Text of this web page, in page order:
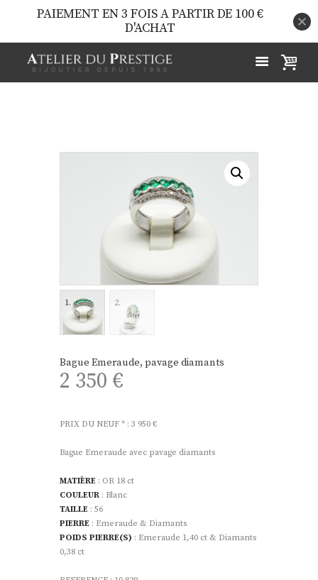
Bague Emeraude, pavage diamants
2 350 €
PRIX DU NEUF * : 3 950 €
Bague Emeraude avec pavage diamants
MATIÈRE : OR 18 ct
COULEUR : Blanc
TAILLE : 56
PIERRE : Emeraude & Diamants
POIDS PIERRE(S) : Emeraude 1,40 ct & Diamants
0,38 ct
PAIEMENT EN 3 FOIS A PARTIR DE 100 €
D'ACHAT